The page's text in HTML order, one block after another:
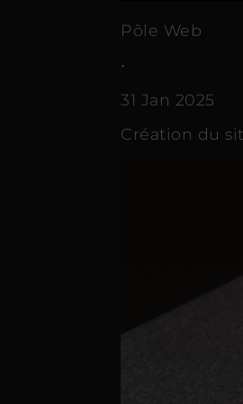
Põle Web
•
31 Jan 2025
Création du